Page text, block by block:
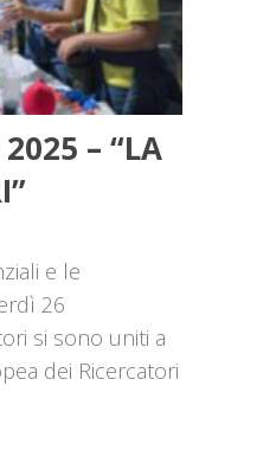
– “LA
e le
26
si sono uniti a
dei Ricercatori